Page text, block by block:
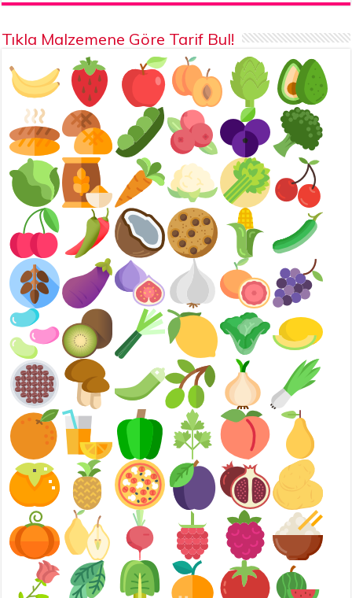
Tıkla Malzemene Göre Tarif Bul!